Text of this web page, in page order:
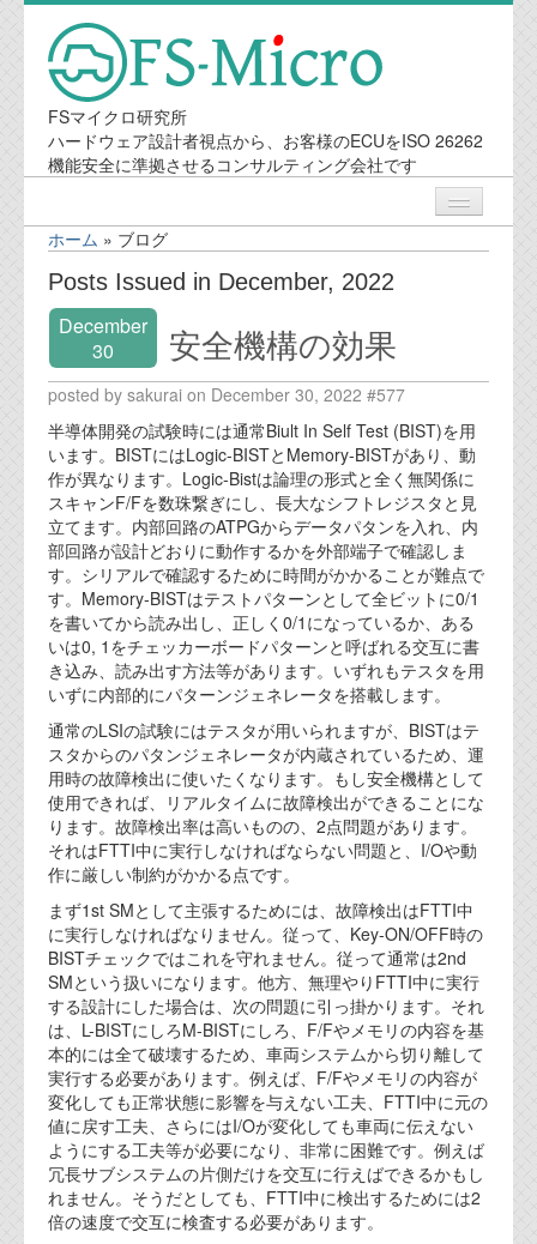
FSマイクロ研究所
ハードウェア設計者視点から、お客様のECUをISO 26262
機能安全に準拠させるコンサルティング会社です
ニュース
業務内容
機能安全コンサルティング
会社案内
会社概要
代表ご挨拶
オフィス
実績
ブログ
機能安全ブログ
設計ブログ
テクノロジ
外部投稿記事
ブログテーマ
技術文書
ご希望の方は、お問い合わせページから
資料閲覧パスワードをお問い合わせ頂き
ログインをお願い致します。アカウント
名は"opendocument"です。
機能安全用語集
設計用語集
ホーム » ブログ
Posts Issued in December, 2022
December
30
安全機構の効果
posted by sakurai on December 30, 2022 #577
半導体開発の試験時には通常Biult In Self Test (BIST)を用
います。BISTにはLogic-BISTとMemory-BISTがあり、動
作が異なります。Logic-Bistは論理の形式と全く無関係に
スキャンF/Fを数珠繋ぎにし、長大なシフトレジスタと見
立てます。内部回路のATPGからデータパタンを入れ、内
部回路が設計どおりに動作するかを外部端子で確認しま
す。シリアルで確認するために時間がかかることが難点で
す。Memory-BISTはテストパターンとして全ビットに0/1
を書いてから読み出し、正しく0/1になっているか、ある
いは0, 1をチェッカーボードパターンと呼ばれる交互に書
き込み、読み出す方法等があります。いずれもテスタを用
いずに内部的にパターンジェネレータを搭載します。
通常のLSIの試験にはテスタが用いられますが、BISTはテ
スタからのパタンジェネレータが内蔵されているため、運
用時の故障検出に使いたくなります。もし安全機構として
使用できれば、リアルタイムに故障検出ができることにな
ります。故障検出率は高いものの、2点問題があります。
それはFTTI中に実行しなければならない問題と、I/Oや動
作に厳しい制約がかかる点です。
まず1st SMとして主張するためには、故障検出はFTTI中
に実行しなければなりません。従って、Key-ON/OFF時の
BISTチェックではこれを守れません。従って通常は2nd
SMという扱いになります。他方、無理やりFTTI中に実行
する設計にした場合は、次の問題に引っ掛かります。それ
は、L-BISTにしろM-BISTにしろ、F/Fやメモリの内容を基
本的には全て破壊するため、車両システムから切り離して
実行する必要があります。例えば、F/Fやメモリの内容が
変化しても正常状態に影響を与えない工夫、FTTI中に元の
値に戻す工夫、さらにはI/Oが変化しても車両に伝えない
ようにする工夫等が必要になり、非常に困難です。例えば
冗長サブシステムの片側だけを交互に行えばできるかもし
れません。そうだとしても、FTTI中に検出するためには2
倍の速度で交互に検査する必要があります。